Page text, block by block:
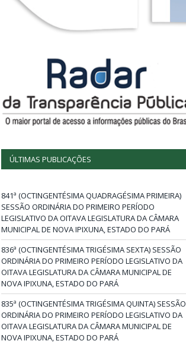
ÚLTIMAS PUBLICAÇÕES
841ª (OCTINGENTÉSIMA QUADRAGÉSIMA PRIMEIRA)
SESSÃO ORDINÁRIA DO PRIMEIRO PERÍODO
LEGISLATIVO DA OITAVA LEGISLATURA DA CÂMARA
MUNICIPAL DE NOVA IPIXUNA, ESTADO DO PARÁ
836ª (OCTINGENTÉSIMA TRIGÉSIMA SEXTA) SESSÃO
ORDINÁRIA DO PRIMEIRO PERÍODO LEGISLATIVO DA
OITAVA LEGISLATURA DA CÂMARA MUNICIPAL DE
NOVA IPIXUNA, ESTADO DO PARÁ
835ª (OCTINGENTÉSIMA TRIGÉSIMA QUINTA) SESSÃO
ORDINÁRIA DO PRIMEIRO PERÍODO LEGISLATIVO DA
OITAVA LEGISLATURA DA CÂMARA MUNICIPAL DE
NOVA IPIXUNA, ESTADO DO PARÁ